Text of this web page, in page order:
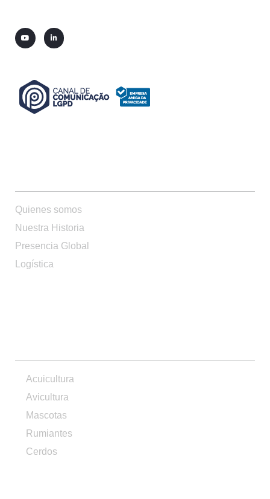
Quienes somos
Nuestra Historia
Presencia Global
Logística
Acuicultura
Avicultura
Mascotas
Rumiantes
Cerdos